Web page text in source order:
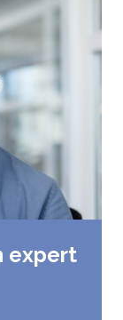
expert